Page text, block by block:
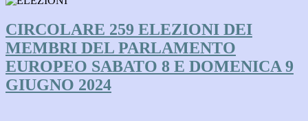
CIRCOLARE 259 ELEZIONI DEI
MEMBRI DEL PARLAMENTO
EUROPEO SABATO 8 E DOMENICA 9
GIUGNO 2024